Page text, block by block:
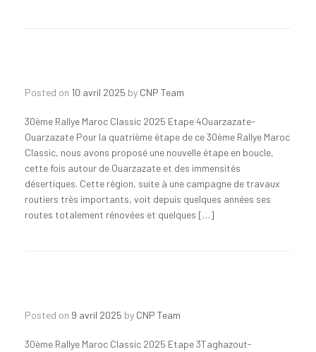
Posted on 10 avril 2025 by CNP Team
30ème Rallye Maroc Classic 2025 Etape 4Ouarzazate-
Ouarzazate Pour la quatrième étape de ce 30ème Rallye Maroc
Classic, nous avons proposé une nouvelle étape en boucle,
cette fois autour de Ouarzazate et des immensités
désertiques. Cette région, suite à une campagne de travaux
routiers très importants, voit depuis quelques années ses
routes totalement rénovées et quelques […]
Posted on 9 avril 2025 by CNP Team
30ème Rallye Maroc Classic 2025 Etape 3Taghazout-